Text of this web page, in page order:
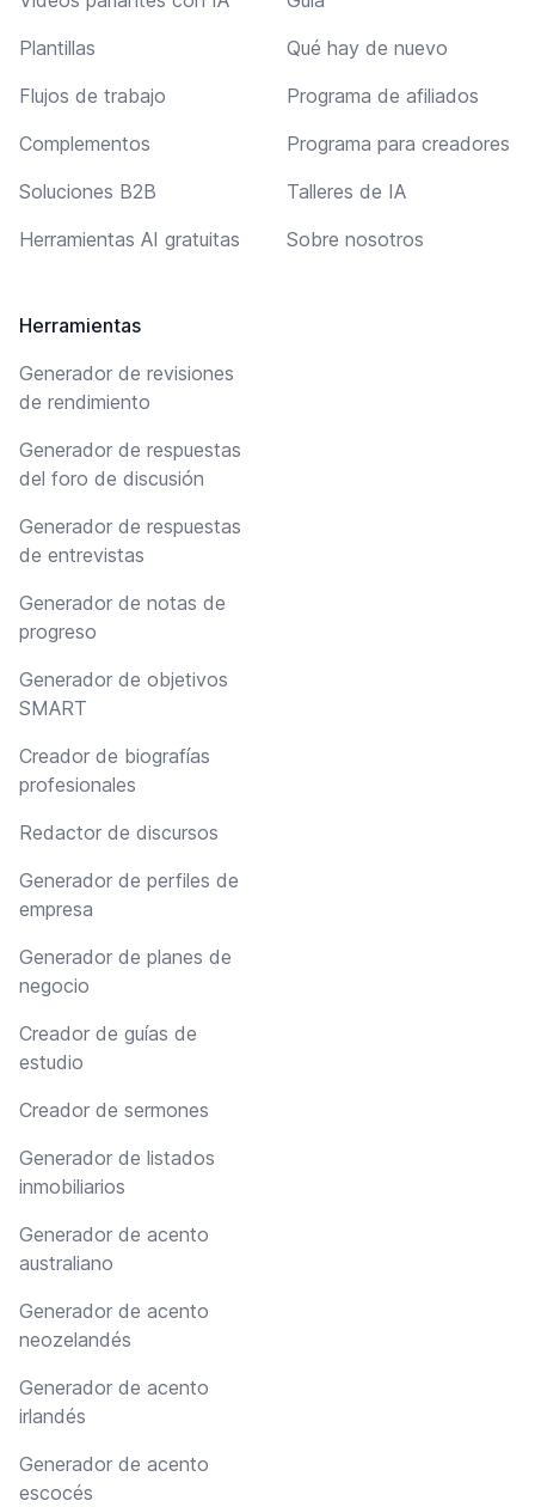
Plantillas
Flujos de trabajo
Complementos
Soluciones B2B
Herramientas AI gratuitas
Herramientas
Generador de revisiones
de rendimiento
Generador de respuestas
del foro de discusión
Generador de respuestas
de entrevistas
Generador de notas de
progreso
Generador de objetivos
SMART
Creador de biografías
profesionales
Redactor de discursos
Generador de perfiles de
empresa
Generador de planes de
negocio
Creador de guías de
estudio
Creador de sermones
Generador de listados
inmobiliarios
Generador de acento
australiano
Generador de acento
neozelandés
Generador de acento
irlandés
Generador de acento
escocés
Qué hay de nuevo
Programa de afiliados
Programa para creadores
Talleres de IA
Sobre nosotros